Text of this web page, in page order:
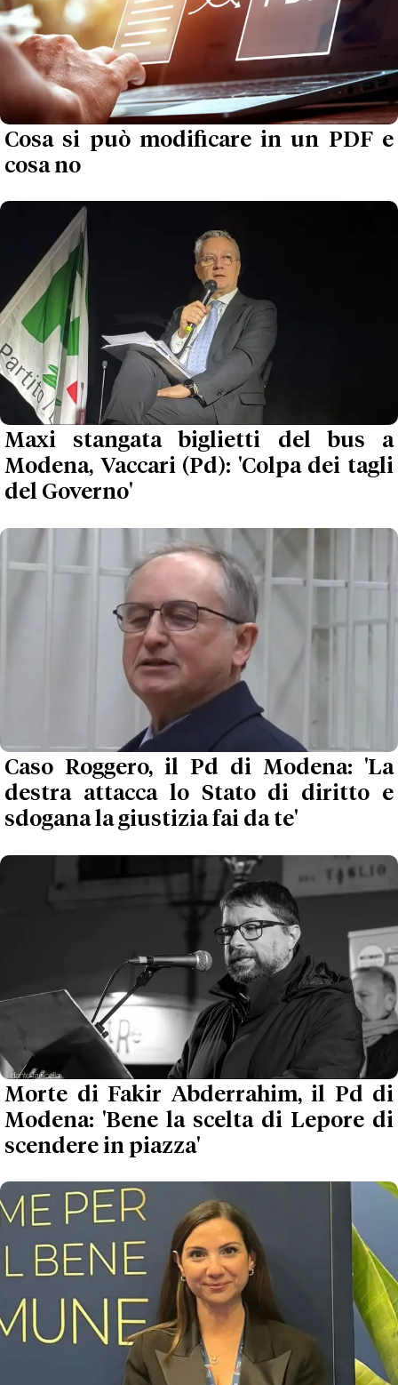
Cosa si può modificare in un PDF e
cosa no
Maxi stangata biglietti del bus a
Modena, Vaccari (Pd): 'Colpa dei tagli
del Governo'
Caso Roggero, il Pd di Modena: 'La
destra attacca lo Stato di diritto e
sdogana la giustizia fai da te'
Morte di Fakir Abderrahim, il Pd di
Modena: 'Bene la scelta di Lepore di
scendere in piazza'